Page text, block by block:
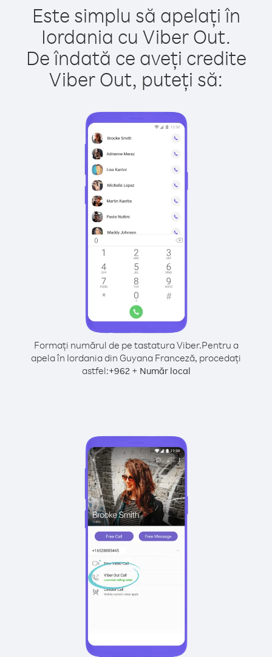
Este simplu să apelați în
Iordania cu Viber Out.
De îndată ce aveți credite
Viber Out, puteți să:
Formați numărul de pe tastatura Viber.Pentru a
apela în Iordania din Guyana Franceză, procedați
astfel:+962+ Număr local